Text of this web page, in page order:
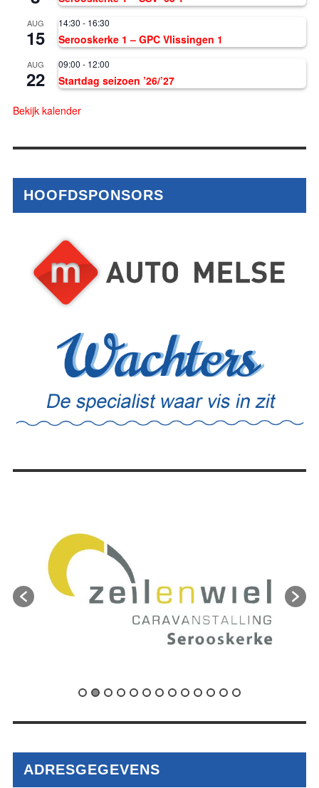
AUG
15
14:30 - 16:30
Serooskerke 1 – GPC Vlissingen 1
AUG
22
09:00 - 12:00
Startdag seizoen ’26/’27
Bekijk kalender
HOOFDSPONSORS
ADRESGEGEVENS